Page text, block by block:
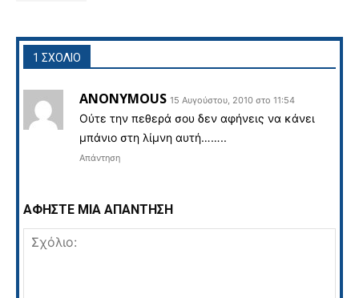
1 ΣΧΟΛΙΟ
ANONYMOUS 15 Αυγούστου, 2010 στο 11:54
Ούτε την πεθερά σου δεν αφήνεις να κάνει
μπάνιο στη λίμνη αυτή……..
Απάντηση
ΑΦΗΣΤΕ ΜΙΑ ΑΠΑΝΤΗΣΗ